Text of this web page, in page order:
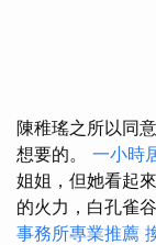
陳稚瑤之所以同
想要的。 一小時
姐姐，但她看起
的火力，白孔雀
事務所專業推薦